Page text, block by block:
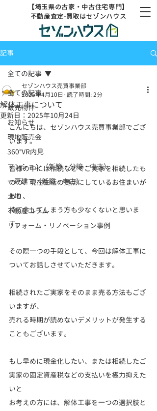
【埼玉県の古家・中古住宅専門】
不動産査定-買取はセゾンハウス
記事
全ての記事
販売物件
お知らせ
現地販売会
360°VR内見
マンション（新築・分譲・中古）
一戸建て（新築・中古）
土地
不動産コラム
リフォーム・リノベーション事例
全ての記事
解体工事について
セゾンハウス売買事業部
2025年4月10日 読了時間: 2分
更新日： 2025年10月24日
こんにちは、セゾンハウス売買事業部でござ
います。
皆様の中には相続などでご実家を相続したも
のの、現在生活の拠点にしているお住まいが
あり、
持て余してしまう方も少なくないと思いま
す。
その際一つの手段として、今回は解体工事に
ついてお話しさせていただきます。
相続されたご実家をそのまま売る方法もござ
いますが、
売れる時期が読めないデメリットが発生する
こともございます。
もし早めに現金化したい、または相続したご
実家の固定資産税などの支払いを極力抑えた
いと
お考えの方には、解体工事を一つの選択肢と